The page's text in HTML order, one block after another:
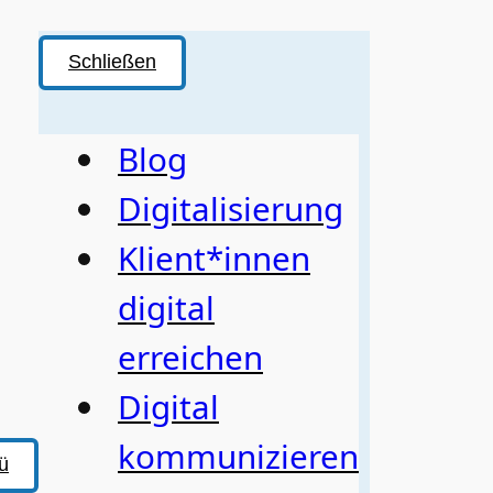
Schließen
Blog
Digitalisierung
Klient*innen
digital
erreichen
Digital
kommunizieren